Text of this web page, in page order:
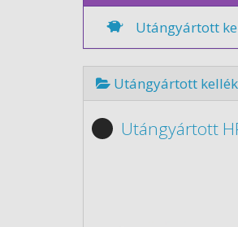
Utángyártott
Utángyártott
Utángyártott